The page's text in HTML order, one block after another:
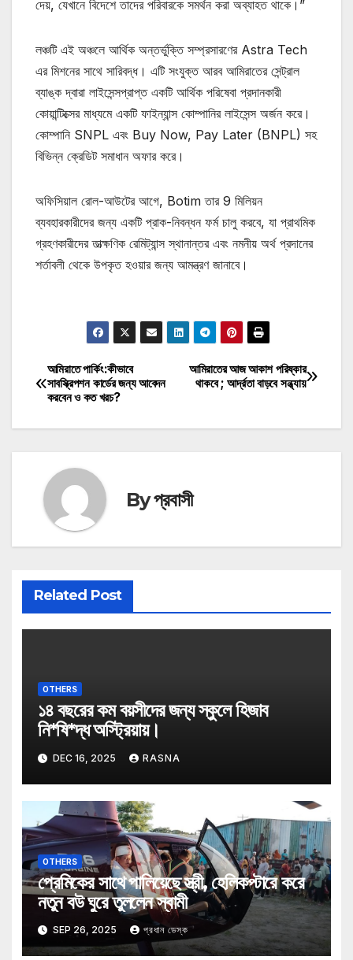
দেয়, যেখানে বিদেশে তাদের পরিবারকে সমর্থন করা অব্যাহত থাকে।”
লঞ্চটি এই অঞ্চলে আর্থিক অন্তর্ভুক্তি সম্প্রসারণের Astra Tech
এর মিশনের সাথে সারিবদ্ধ। এটি সংযুক্ত আরব আমিরাতের সেন্ট্রাল
ব্যাঙ্ক দ্বারা লাইসেন্সপ্রাপ্ত একটি আর্থিক পরিষেবা প্রদানকারী
কোয়ান্টিক্সের মাধ্যমে একটি ফাইন্যান্স কোম্পানির লাইসেন্স অর্জন করে।
কোম্পানি SNPL এবং Buy Now, Pay Later (BNPL) সহ
বিভিন্ন ক্রেডিট সমাধান অফার করে।
অফিসিয়াল রোল-আউটের আগে, Botim তার 9 মিলিয়ন
ব্যবহারকারীদের জন্য একটি প্রাক-নিবন্ধন ফর্ম চালু করবে, যা প্রাথমিক
গ্রহণকারীদের তাত্ক্ষণিক রেমিট্যান্স স্থানান্তর এবং নমনীয় অর্থ প্রদানের
শর্তাবলী থেকে উপকৃত হওয়ার জন্য আমন্ত্রণ জানাবে।
Post
navigation
আমিরাতের আজ আকাশ পরিষ্কার
থাকবে ; আর্দ্রতা বাড়বে সন্ধ্যায়
আমিরাতে পার্কিং:কীভাবে
সাবস্ক্রিপশন কার্ডের জন্য আবেদন
করবেন ও কত খরচ?
Byপ্রবাসী
Related Post
OTHERS
১৪ বছরের কম বয়সীদের জন্য স্কুলে হিজাব
নি*ষি*দ্ধ অস্ট্রিয়ায়।
DEC 16, 2025 RASNA
OTHERS
প্রেমিকের সাথে পালিয়েছে স্ত্রী, হেলিকপ্টারে করে
নতুন বউ ঘুরে তুললেন স্বামী
SEP 26, 2025 প্রধান ডেস্ক